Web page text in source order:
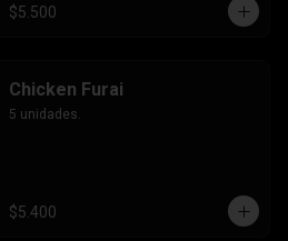
$5.500
Chicken Furai
5 unidades.
$5.400